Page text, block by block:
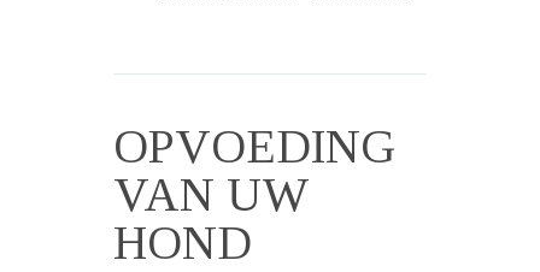
OPVOEDING
VAN UW
HOND